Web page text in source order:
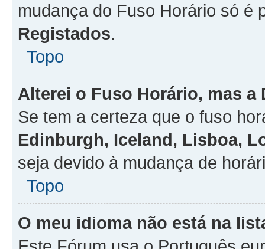
mudança do Fuso Horário só é
Registados.
Topo
Alterei o Fuso Horário, mas a
Se tem a certeza que o fuso
Edinburgh, Iceland, Lisboa,
seja devido à mudança de
Topo
O meu idioma não está na